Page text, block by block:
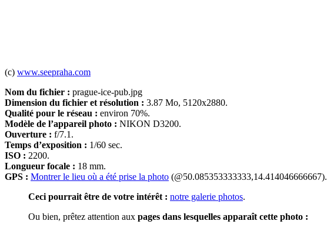
(c) www.seepraha.com
Nom du fichier : prague-ice-pub.jpg
Dimension du fichier et résolution : 3.87 Mo, 5120x2880.
Qualité pour le réseau : environ 70%.
Modèle de l’appareil photo : NIKON D3200.
Ouverture : f/7.1.
Temps d’exposition : 1/60 sec.
ISO : 2200.
Longueur focale : 18 mm.
GPS : Montrer le lieu où a été prise la photo (@50.085353333333,14.414046666667).
Ceci pourrait être de votre intérêt : notre galerie photos.
Ou bien, prêtez attention aux pages dans lesquelles apparaît cette photo :